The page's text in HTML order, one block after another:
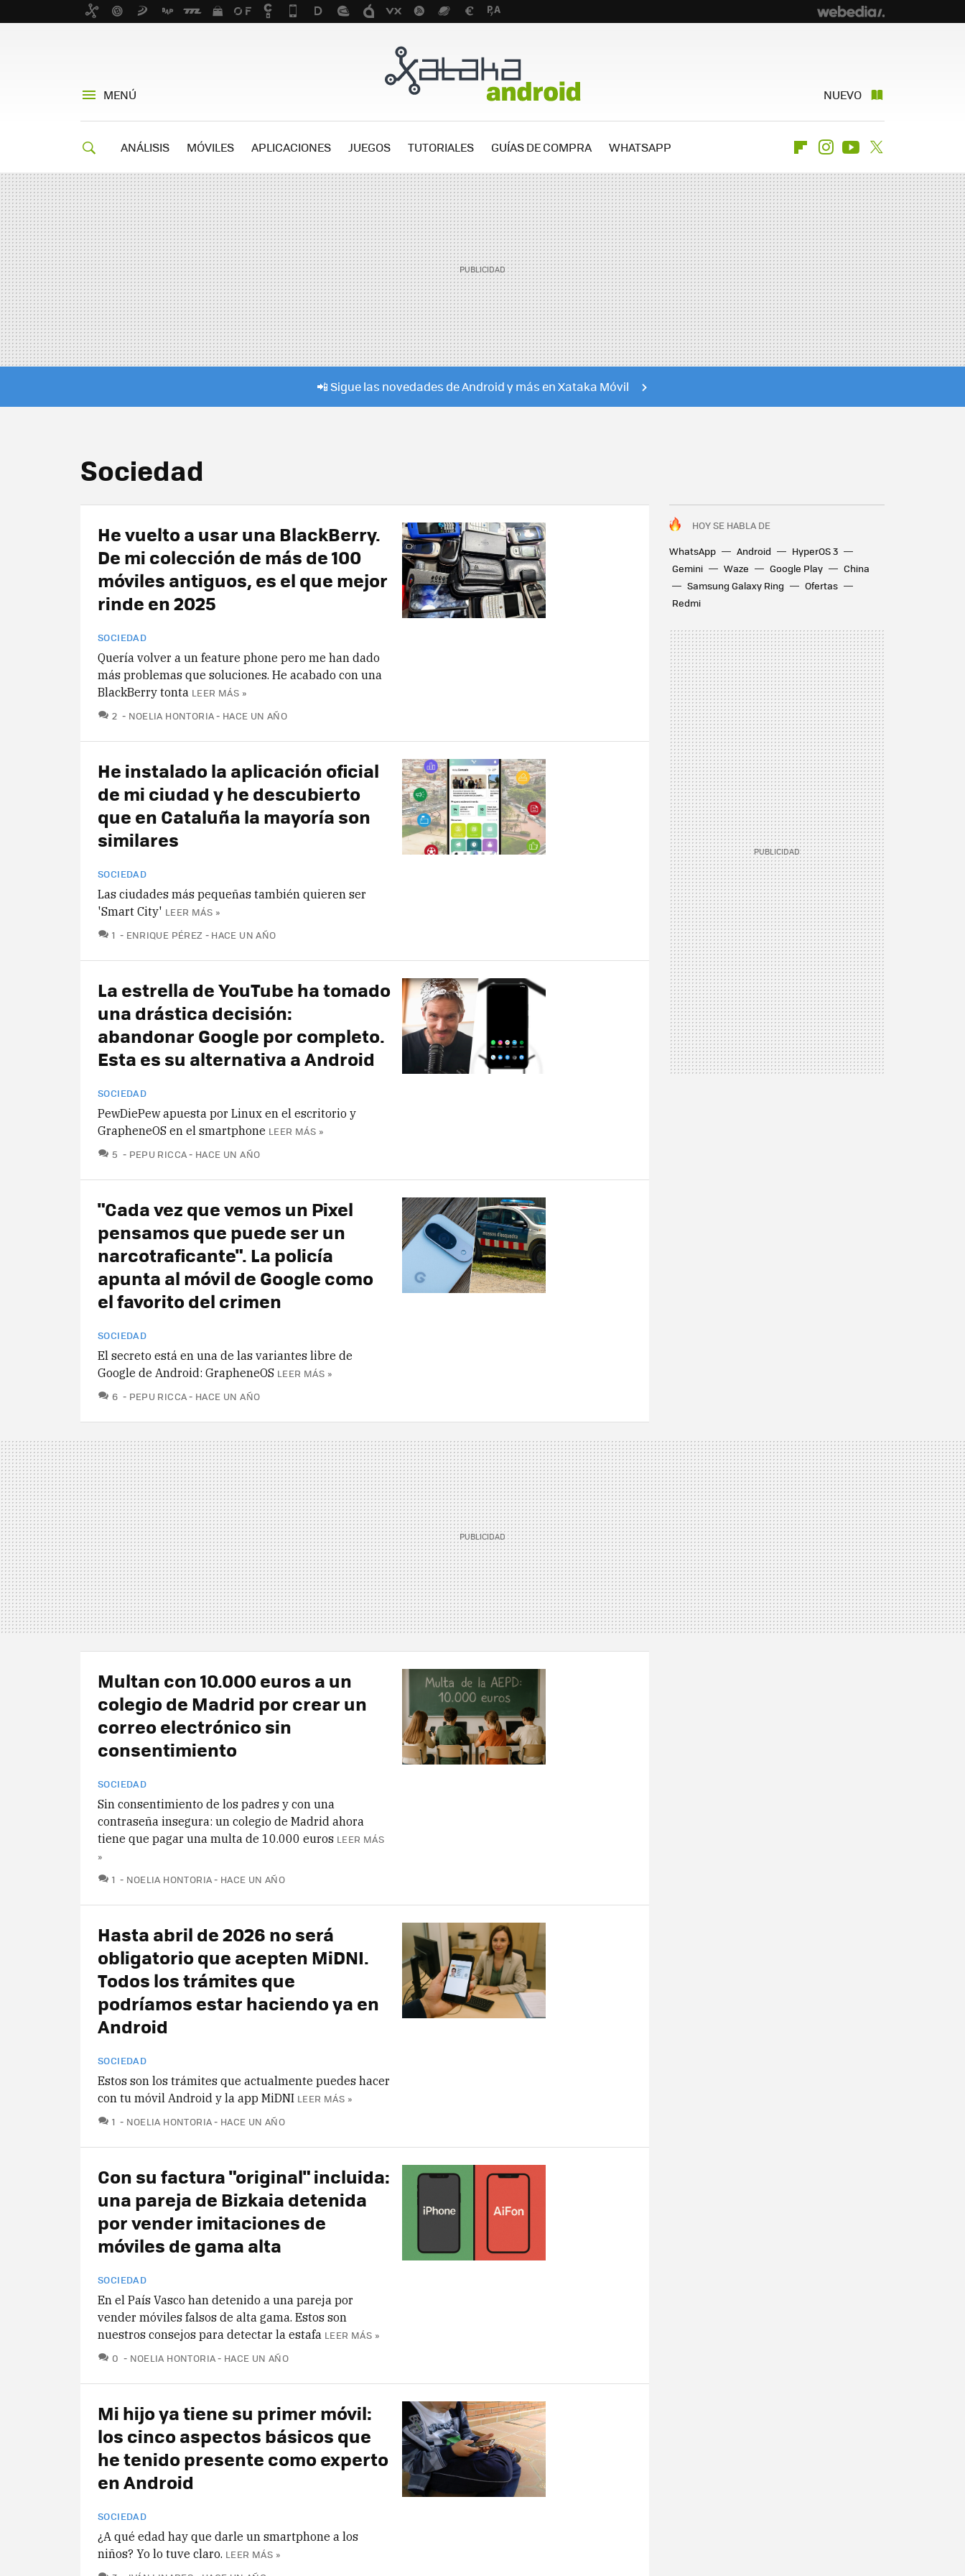
MENÚ NUEVO
ANÁLISIS MÓVILES APLICACIONES JUEGOS TUTORIALES GUÍAS DE COMPRA WHATSAPP FlipboardInstagramYoutube
📲 Sigue las novedades de Android y más en Xataka Móvil
Sociedad
HOY SE HABLA DE
WhatsApp
Android
HyperOS 3
Gemini
Waze Google Play
China
Samsung Galaxy Ring
Ofertas
Redmi
He vuelto a usar una BlackBerry.
De mi colección de más de 100
móviles antiguos, es el que mejor
rinde en 2025
SOCIEDAD
Quería volver a un feature phone pero me han dado
más problemas que soluciones. He acabado con una
BlackBerry tonta LEER MÁS »
2 COMENTARIOS
NOELIA HONTORIA HACE UN AÑO
He instalado la aplicación oficial
de mi ciudad y he descubierto
que en Cataluña la mayoría son
similares
SOCIEDAD
Las ciudades más pequeñas también quieren ser
'Smart City' LEER MÁS »
1 COMENTARIOS
ENRIQUE PÉREZ HACE UN AÑO
La estrella de YouTube ha tomado
una drástica decisión:
abandonar Google por completo.
Esta es su alternativa a Android
SOCIEDAD
PewDiePew apuesta por Linux en el escritorio y
GrapheneOS en el smartphone LEER MÁS »
5 COMENTARIOS
PEPU RICCA HACE UN AÑO
"Cada vez que vemos un Pixel
pensamos que puede ser un
narcotraficante". La policía
apunta al móvil de Google como
el favorito del crimen
SOCIEDAD
El secreto está en una de las variantes libre de
Google de Android: GrapheneOS LEER MÁS »
6 COMENTARIOS
PEPU RICCA HACE UN AÑO
Multan con 10.000 euros a un
colegio de Madrid por crear un
correo electrónico sin
consentimiento
SOCIEDAD
Sin consentimiento de los padres y con una
contraseña insegura: un colegio de Madrid ahora
tiene que pagar una multa de 10.000 euros LEER MÁS
»
1 COMENTARIOS
NOELIA HONTORIA HACE UN AÑO
Hasta abril de 2026 no será
obligatorio que acepten MiDNI.
Todos los trámites que
podríamos estar haciendo ya en
Android
SOCIEDAD
Estos son los trámites que actualmente puedes hacer
con tu móvil Android y la app MiDNI LEER MÁS »
1 COMENTARIOS
NOELIA HONTORIA HACE UN AÑO
Con su factura "original" incluida:
una pareja de Bizkaia detenida
por vender imitaciones de
móviles de gama alta
SOCIEDAD
En el País Vasco han detenido a una pareja por
vender móviles falsos de alta gama. Estos son
nuestros consejos para detectar la estafa LEER MÁS »
0 COMENTARIOS
NOELIA HONTORIA HACE UN AÑO
Mi hijo ya tiene su primer móvil:
los cinco aspectos básicos que
he tenido presente como experto
en Android
SOCIEDAD
¿A qué edad hay que darle un smartphone a los
niños? Yo lo tuve claro. LEER MÁS »